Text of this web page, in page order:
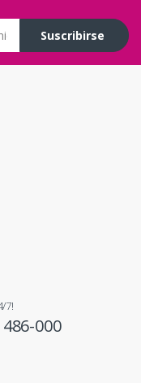
Suscribirse
7!
000